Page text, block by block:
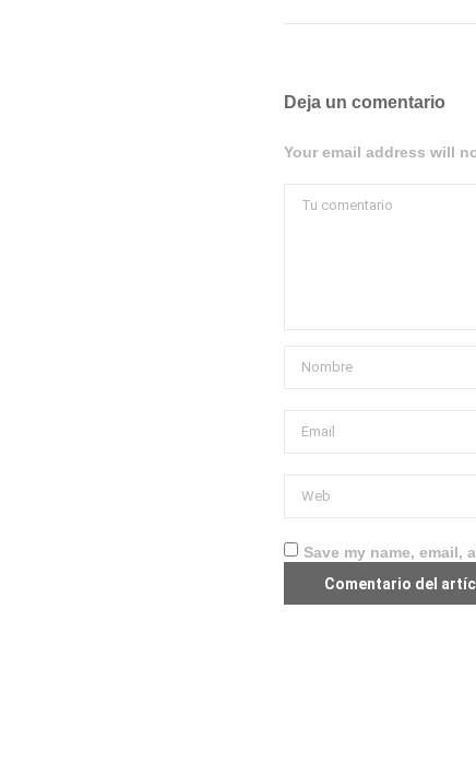
Deja un comentario
Your email address will
Save my name, email,